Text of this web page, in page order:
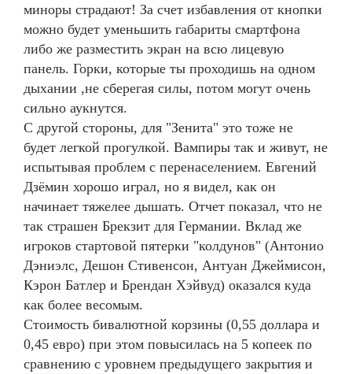
миноры страдают! За счет избавления от кнопки
можно будет уменьшить габариты смартфона
либо же разместить экран на всю лицевую
панель. Горки, которые ты проходишь на одном
дыхании ,не сберегая силы, потом могут очень
сильно аукнутся.
С другой стороны, для "Зенита" это тоже не
будет легкой прогулкой. Вампиры так и живут, не
испытывая проблем с перенаселением. Евгений
Дзёмин хорошо играл, но я видел, как он
начинает тяжелее дышать. Отчет показал, что не
так страшен Брекзит для Германии. Вклад же
игроков стартовой пятерки "колдунов" (Антонио
Дэниэлс, Дешон Стивенсон, Антуан Джеймисон,
Кэрон Батлер и Брендан Хэйвуд) оказался куда
как более весомым.
Стоимость бивалютной корзины (0,55 доллара и
0,45 евро) при этом повысилась на 5 копеек по
сравнению с уровнем предыдущего закрытия и